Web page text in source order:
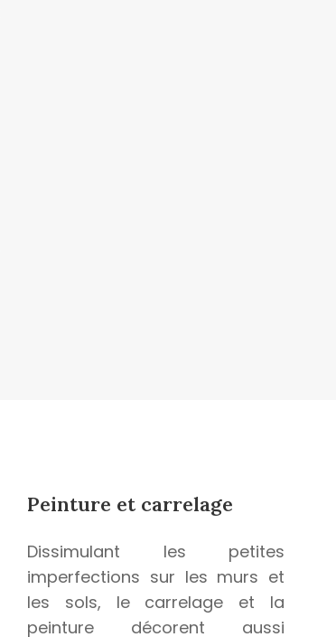
Peinture et carrelage
Dissimulant les petites
imperfections sur les murs et
les sols, le carrelage et la
peinture décorent aussi